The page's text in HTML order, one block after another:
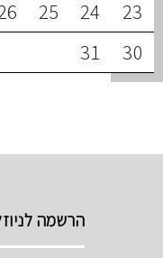
23
24
25
30
31
הרשמה